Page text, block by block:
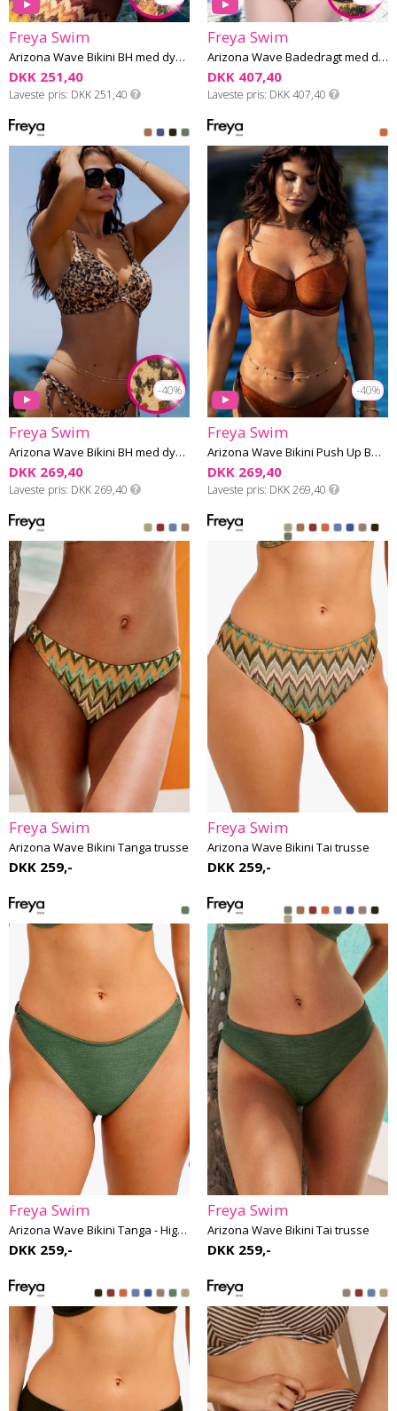
Freya Swim
Arizona Wave Bikini BH med dyb udskæring G-L skål
DKK 251,40
Laveste pris DKK 251,40
Freya Swim
Arizona Wave Badedragt med dyb udskæring F-I skål
DKK 407,40
Laveste pris DKK 407,40
-40%
Freya Swim
Arizona Wave Bikini BH med dyb udskæring G-M skål
DKK 269,40
Laveste pris DKK 269,40
-40%
Freya Swim
Arizona Wave Bikini Push Up BH F-K skål
DKK 269,40
Laveste pris DKK 269,40
Freya Swim
Arizona Wave Bikini Tanga trusse
DKK 259,-
Freya Swim
Arizona Wave Bikini Tai trusse
DKK 259,-
Freya Swim
Arizona Wave Bikini Tanga - High Leg
DKK 259,-
Freya Swim
Arizona Wave Bikini Tai trusse
DKK 259,-